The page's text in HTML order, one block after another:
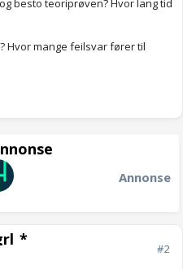
besto teoriprøven? Hvor lang tid
Hvor mange feilsvar fører til
Annonse
#2